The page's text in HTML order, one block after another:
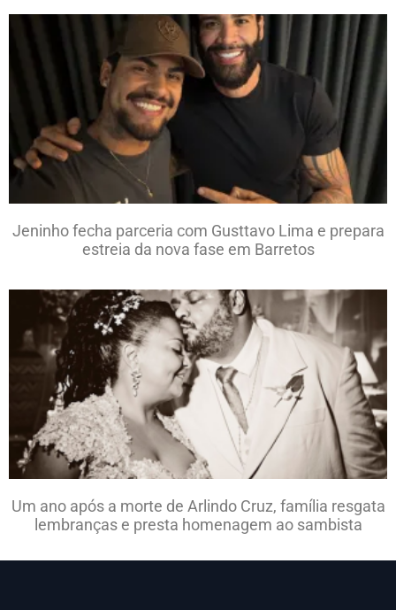
Jeninho fecha parceria com Gusttavo Lima e prepara
estreia da nova fase em Barretos
Um ano após a morte de Arlindo Cruz, família resgata
lembranças e presta homenagem ao sambista